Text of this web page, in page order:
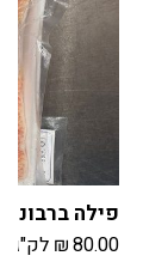
פילה
₪80.00 לק"ג